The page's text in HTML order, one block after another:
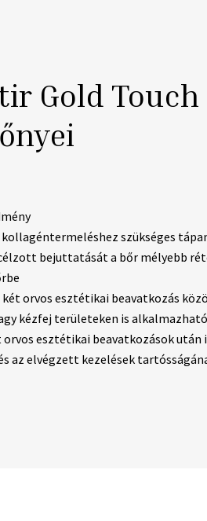
Gold Touch
szükséges
bejuttatását a bőr mélyebb
orvos esztétikai beavatkozás
kézfej területeken is alkalmazható
esztétikai beavatkozások
az elvégzett kezelések